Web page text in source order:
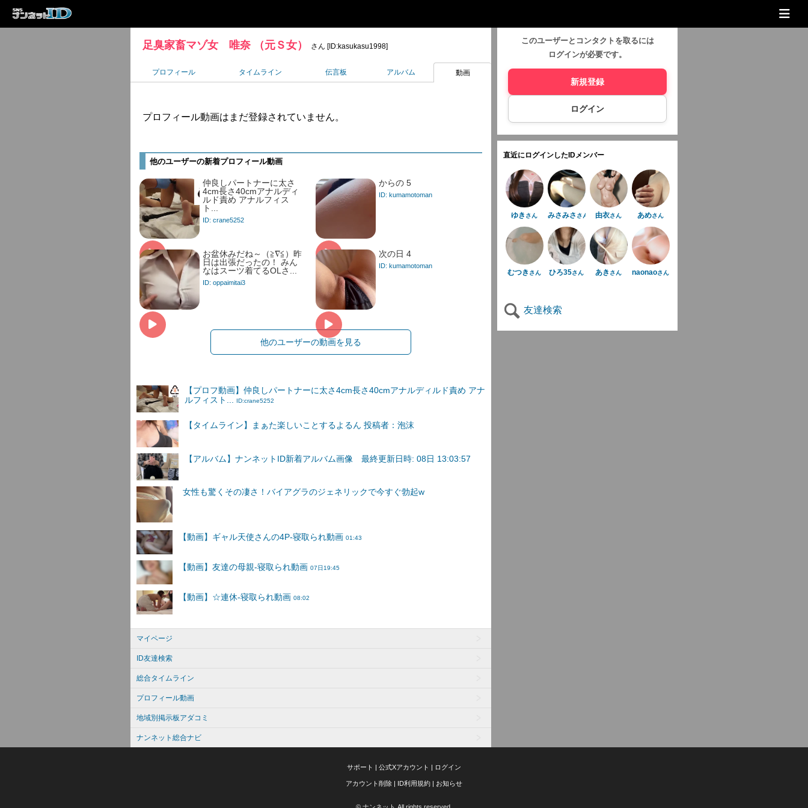
足臭家畜マゾ女 唯奈 （元Ｓ女） さん [ID:kasukasu1998]
プロフィール タイムライン 伝言板 アルバム 動画
プロフィール動画はまだ登録されていません。
他のユーザーの新着プロフィール動画
仲良しパートナーに太さ
4cm長さ40cmアナルディ
ルド責め アナルフィス
ト...
ID: crane5252
からの 5
ID: kumamotoman
お盆休みだね～（≧∇≦）昨
日は出張だったの！ みん
なはスーツ着てるOLさ...
ID: oppaimitai3
次の日 4
ID: kumamotoman
他のユーザーの動画を見る
【プロフ動画】仲良しパートナーに太さ4cm長さ40cmアナルディルド責め アナ
ルフィスト...
ID:crane5252
【タイムライン】まぁた楽しいことするよるん 投稿者：泡沫
【アルバム】ナンネットID新着アルバム画像 最終更新日時: 08日 13:03:57
マイページ
ID友達検索
総合タイムライン
プロフィール動画
地域別掲示板アダコミ
ナンネット総合ナビ
このユーザーとコンタクトを取るには
ログインが必要です。
新規登録
ログイン
直近にログインしたIDメンバー
ゆき さん みさみさ さん 由衣さん あめさん
むつき さん ひろ35さん あき さん naonaoさん
友達検索
サポート | 公式Xアカウント | ログイン
アカウント削除 | ID利用規約 | お知らせ